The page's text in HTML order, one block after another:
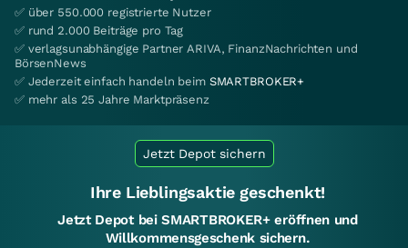
✅ über 550.000 registrierte Nutzer
✅ rund 2.000 Beiträge pro Tag
✅ verlagsunabhängige Partner ARIVA, FinanzNachrichten und
BörsenNews
✅ Jederzeit einfach handeln beim SMARTBROKER+
✅ mehr als 25 Jahre Marktpräsenz
Jetzt Depot sichern
Ihre Lieblingsaktie geschenkt!
Jetzt Depot bei SMARTBROKER+ eröffnen und
Willkommensgeschenk sichern.